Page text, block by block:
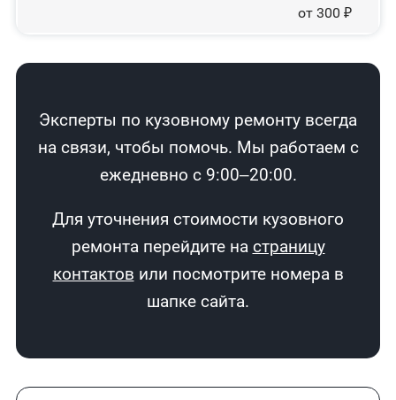
от 300 ₽
Эксперты по кузовному ремонту всегда
на связи, чтобы помочь. Мы работаем с
ежедневно с 9:00–20:00.
Для уточнения стоимости кузовного
ремонта перейдите на страницу
контактов или посмотрите номера в
шапке сайта.